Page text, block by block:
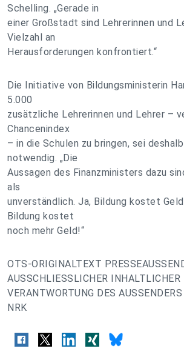
Schelling. „Gerade in
einer Großstadt sind Lehrerinnen und
Vielzahl an
Herausforderungen konfrontiert.“
Die Initiative von Bildungsministerin
5.000
zusätzliche Lehrerinnen und Lehrer –
Chancenindex
– in die Schulen zu bringen, sei
notwendig. „Die
Aussagen des Finanzministers dazu
als
unverständlich. Ja, Bildung kostet
Bildung kostet
noch mehr Geld!“
OTS-ORIGINALTEXT
AUSSCHLIESSLICHER INHALTLICHER
VERANTWORTUNG DES
NRK